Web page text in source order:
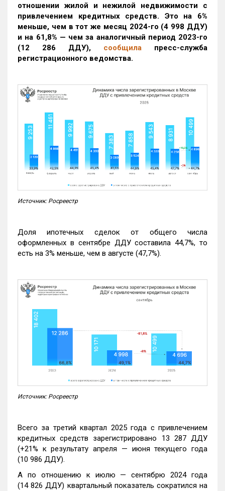
отношении жилой и нежилой недвижимости с
привлечением кредитных средств. Это на 6%
меньше, чем в тот же месяц 2024-го (4 998 ДДУ)
и на 61,8% — чем за аналогичный период 2023-го
(12 286 ДДУ), сообщила пресс-служба
регистрационного ведомства.
Источник: Росреестр
Доля ипотечных сделок от общего числа
оформленных в сентябре ДДУ составила 44,7%, то
есть на 3% меньше, чем в августе (47,7%).
Источник: Росреестр
Всего за третий квартал 2025 года с привлечением
кредитных средств зарегистрировано 13 287 ДДУ
(+21% к результату апреля — июня текущего года
(10 986 ДДУ).
А по отношению к июлю — сентябрю 2024 года
(14 826 ДДУ) квартальный показатель сократился на